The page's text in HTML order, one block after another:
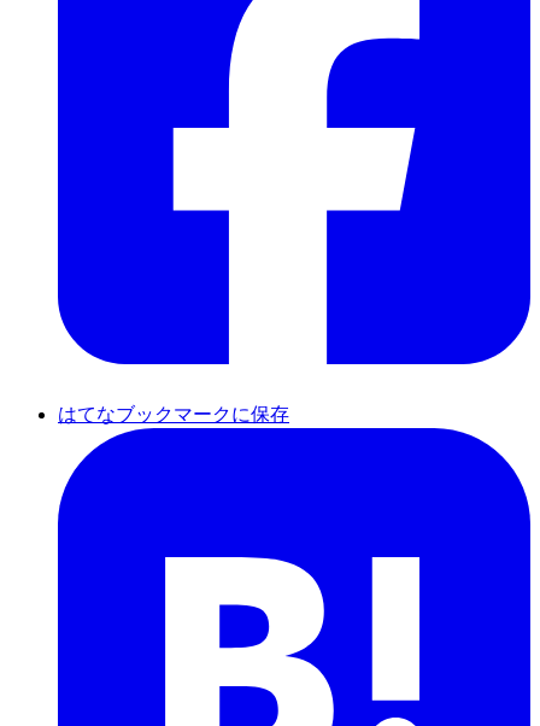
はてなブックマークに保存